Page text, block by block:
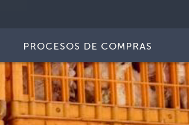
PROCESOS DE COMPRAS